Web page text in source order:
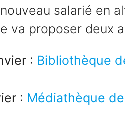
salarié en
va proposer deux
: Bibliothèque
: Médiathèque